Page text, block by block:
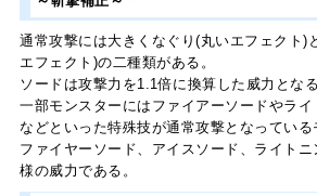
通常攻撃には大きくなぐり(丸いエフェクト)
エフェクト)の二種類がある。
ソードは攻撃力を1.1倍に換算した威力となる
一部モンスターにはファイアーソードやラ
などといった特殊技が通常攻撃となっている
ファイヤーソード、アイスソード、ライト
様の威力である。